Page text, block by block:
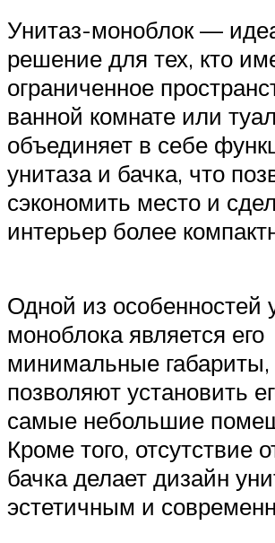
Унитаз-моноблок —
решение для тех, кто
ограниченное
ванной комнате или
объединяет в себе
унитаза и бачка, что
сэкономить место и
интерьер более
Одной из особенностей
моноблока является его
минимальные габариты,
позволяют установить
самые небольшие
Кроме того, отсутствие
бачка делает дизайн
эстетичным и